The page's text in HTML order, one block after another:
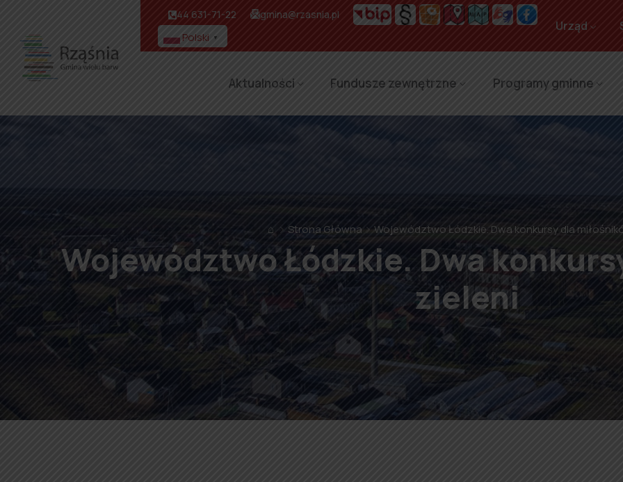
44 631-71-22 gmina@rzasnia.pl
Polski ▼
Urząd
Aktualności Fundusze zewnętrzne Programy gminne
⌂ Strona Główna Województwo Łódzkie. Dwa konkursy dla
Województwo Łódzkie. Dwa
zieleni